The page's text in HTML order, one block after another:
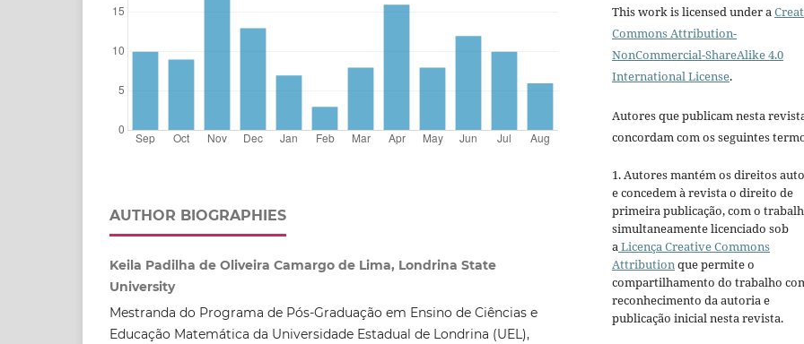
AUTHOR BIOGRAPHIES
Keila Padilha de Oliveira Camargo de Lima, Londrina State
University
Mestranda do Programa de Pós-Graduação em Ensino de Ciências e
Educação Matemática da Universidade Estadual de Londrina (UEL),
This work is licensed under a
Commons Attribution-
NonCommercial-ShareAlike 4.0
International License.
Autores que publicam nesta
concordam com os seguintes
1. Autores mantém os direitos
e concedem à revista o direito de
primeira publicação, com o
simultaneamente licenciado sob
aLicença Creative Commons
Attributionque permite o
compartilhamento do trabalho
reconhecimento da autoria e
publicação inicial nesta revista.